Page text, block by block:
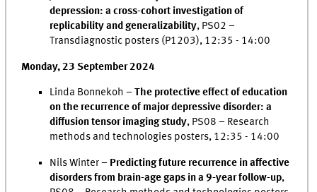
depression: a cross-cohort investigation of
replicability and generalizability, PS02 –
Transdiagnostic posters (P1203), 12:35 - 14:00
Monday, 23 September 2024
Linda Bonnekoh –The protective effect of education
on the recurrence of major depressive disorder: a
diffusion tensor imaging study, PS08 – Research
methods and technologies posters, 12:35 - 14:00
Nils Winter – Predicting future recurrence in affective
disorders from brain-age gaps in a 9-year follow-up,